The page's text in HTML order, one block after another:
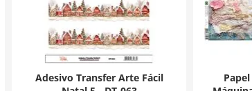
Adesivo Transfer Arte Fácil